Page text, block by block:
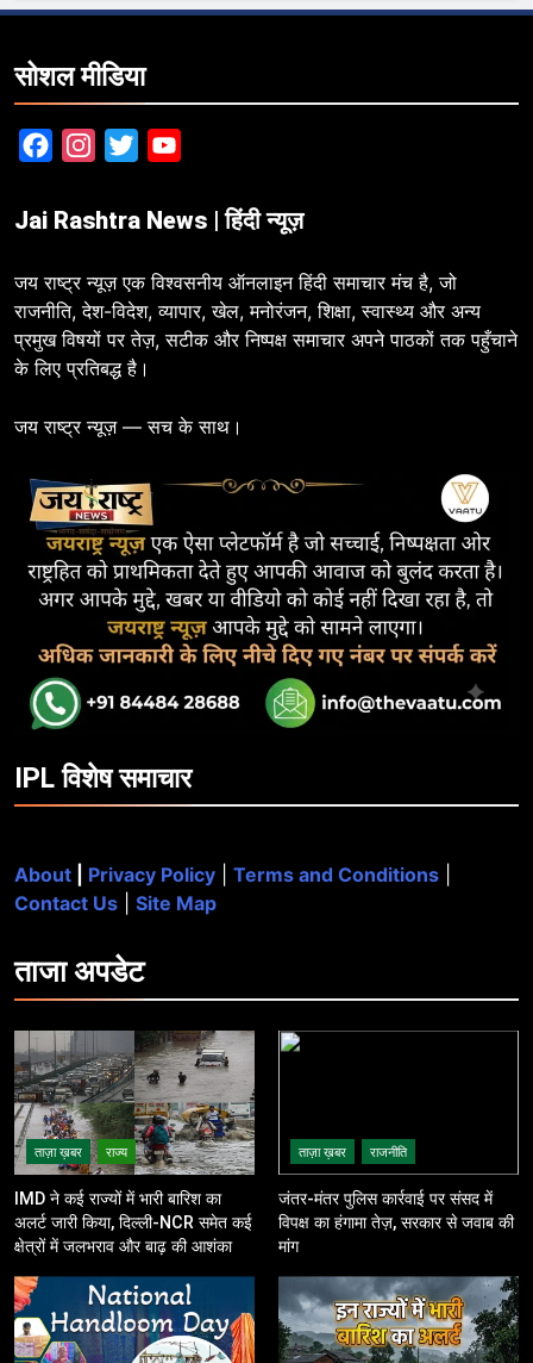
सोशल मीडिया
FacebookInstagram
Twitter
Jai Rashtra News | हिंदी न्यूज़
जय राष्ट्र न्यूज़ एक विश्वसनीय ऑनलाइन हिंदी समाचार मंच है, जो
राजनीति, देश-विदेश, व्यापार, खेल, मनोरंजन, शिक्षा, स्वास्थ्य और अन्य
प्रमुख विषयों पर तेज़, सटीक और निष्पक्ष समाचार अपने पाठकों तक पहुँचाने
के लिए प्रतिबद्ध है।
जय राष्ट्र न्यूज़ — सच के साथ।
IPL विशेष समाचार
About Privacy Policy Terms and Conditions
Contact Us
Site Map
ताजाअपडेट
ताज़ा ख़बर राज्य
IMD ने कई राज्यों में भारी बारिश का
अलर्ट जारी किया, दिल्ली-NCR समेत कई
क्षेत्रों में जलभराव और बाढ़ की आशंका
ताज़ा ख़बर राजनीति
जंतर-मंतर पुलिस कार्रवाई पर संसद में
विपक्ष का हंगामा तेज़, सरकार से जवाब की
मांग